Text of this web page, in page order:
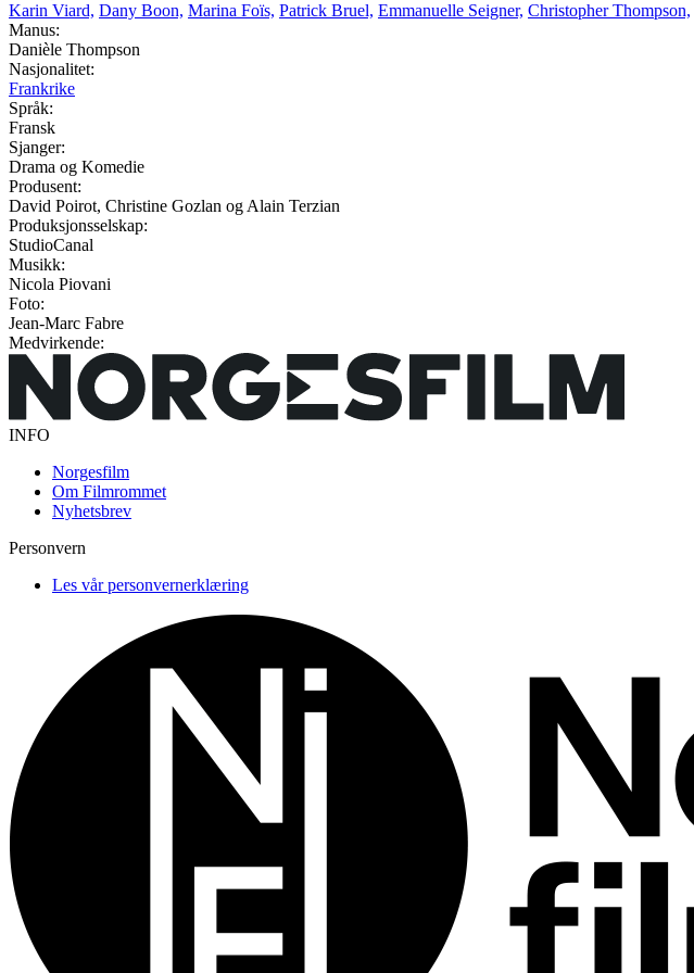
Karin Viard, Dany Boon, Marina Foïs, Patrick Bruel, Emmanuelle Seigner, Christopher Thompson,
Manus:
Danièle Thompson
Nasjonalitet:
Frankrike
Språk:
Fransk
Sjanger:
Drama og Komedie
Produsent:
David Poirot, Christine Gozlan og Alain Terzian
Produksjonsselskap:
StudioCanal
Musikk:
Nicola Piovani
Foto:
Jean-Marc Fabre
Medvirkende:
INFO
Norgesfilm
Om Filmrommet
Nyhetsbrev
Personvern
Les vår personvernerklæring